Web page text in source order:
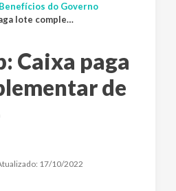
Benefícios do Governo
de benefício
Caixa paga
de
17/10/2022